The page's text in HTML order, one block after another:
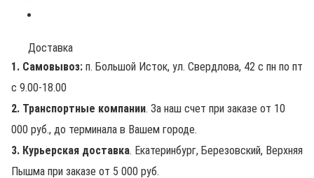
Доставка
1. Самовывоз: п. Большой Исток, ул. Свердлова, 42 с пн по пт
с 9.00-18.00
2. Транспортные компании. За наш счет при заказе от 10
000 руб., до терминала в Вашем городе.
3. Курьерская доставка. Екатеринбург, Березовский, Верхняя
Пышма при заказе от 5 000 руб.